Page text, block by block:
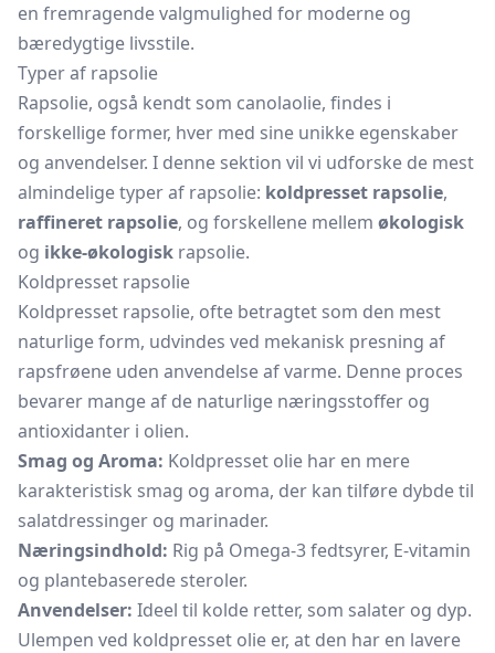
en fremragende valgmulighed for moderne og
bæredygtige livsstile.
Typer af rapsolie
Rapsolie, også kendt som canolaolie, findes i
forskellige former, hver med sine unikke egenskaber
og anvendelser. I denne sektion vil vi udforske de mest
almindelige typer af rapsolie: koldpresset rapsolie,
raffineret rapsolie, og forskellene mellem økologisk
og ikke-økologisk rapsolie.
Koldpresset rapsolie
Koldpresset rapsolie, ofte betragtet som den mest
naturlige form, udvindes ved mekanisk presning af
rapsfrøene uden anvendelse af varme. Denne proces
bevarer mange af de naturlige næringsstoffer og
antioxidanter i olien.
Smag og Aroma: Koldpresset olie har en mere
karakteristisk smag og aroma, der kan tilføre dybde til
salatdressinger og marinader.
Næringsindhold: Rig på Omega-3 fedtsyrer, E-vitamin
og plantebaserede steroler.
Anvendelser: Ideel til kolde retter, som salater og dyp.
Ulempen ved koldpresset olie er, at den har en lavere